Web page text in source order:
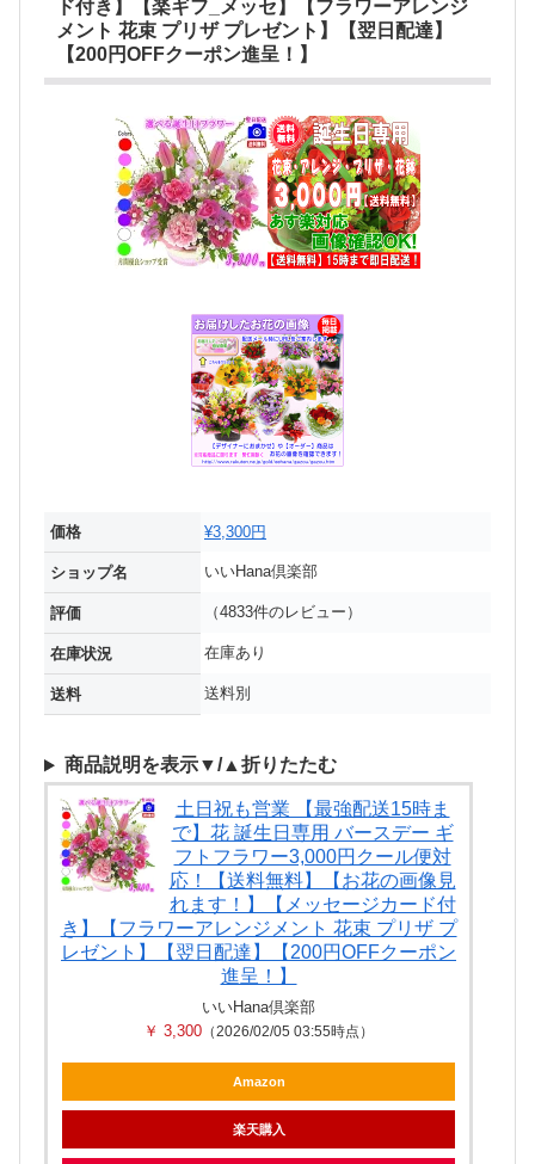
ド付き】【楽ギフ_メッセ】【フラワーアレンジ
メント 花束 プリザ プレゼント】【翌日配達】
【200円OFFクーポン進呈！】
価格 ¥3,300円
ショップ名 いいHana倶楽部
評価 （4833件のレビュー）
在庫状況 在庫あり
送料 送料別
商品説明を表示▼/▲折りたたむ
土日祝も営業 【最強配送15時ま
で】花 誕生日専用 バースデー ギ
フトフラワー3,000円クール便対
応！【送料無料】【お花の画像見
れます！】【メッセージカード付
き】【フラワーアレンジメント 花束 プリザ プ
レゼント】【翌日配達】【200円OFFクーポン
進呈！】
いいHana倶楽部
￥ 3,300 （2026/02/05 03:55時点）
Amazon
楽天購入